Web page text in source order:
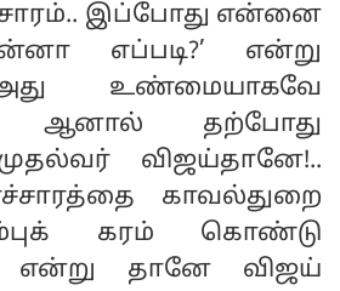
இப்போது என்னை
எப்படி?’ என்று
உண்மையாகவே
ஆனால் தற்போது
விஜய்தானே!..
காவல்துறை
கரம் கொண்டு
என்று தானே விஜய்